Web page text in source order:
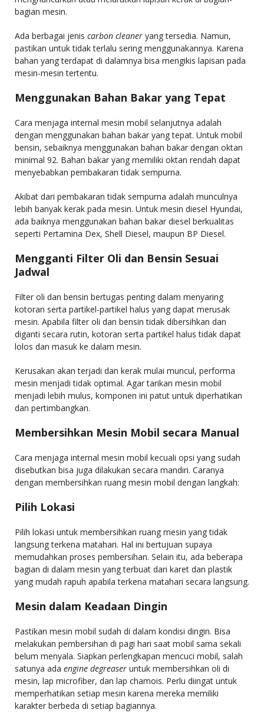
bagian mesin.
Ada berbagai jenis carbon cleaner yang tersedia. Namun,
pastikan untuk tidak terlalu sering menggunakannya. Karena
bahan yang terdapat di dalamnya bisa mengikis lapisan pada
mesin-mesin tertentu.
Menggunakan Bahan Bakar yang Tepat
Cara menjaga internal mesin mobil selanjutnya adalah
dengan menggunakan bahan bakar yang tepat. Untuk mobil
bensin, sebaiknya menggunakan bahan bakar dengan oktan
minimal 92. Bahan bakar yang memiliki oktan rendah dapat
menyebabkan pembakaran tidak sempurna.
Akibat dari pembakaran tidak sempurna adalah munculnya
lebih banyak kerak pada mesin. Untuk mesin diesel Hyundai,
ada baiknya menggunakan bahan bakar diesel berkualitas
seperti Pertamina Dex, Shell Diesel, maupun BP Diesel.
Mengganti Filter Oli dan Bensin Sesuai
Jadwal
Filter oli dan bensin bertugas penting dalam menyaring
kotoran serta partikel-partikel halus yang dapat merusak
mesin. Apabila filter oli dan bensin tidak dibersihkan dan
diganti secara rutin, kotoran serta partikel halus tidak dapat
lolos dan masuk ke dalam mesin.
Kerusakan akan terjadi dan kerak mulai muncul, performa
mesin menjadi tidak optimal. Agar tarikan mesin mobil
menjadi lebih mulus, komponen ini patut untuk diperhatikan
dan pertimbangkan.
Membersihkan Mesin Mobil secara Manual
Cara menjaga internal mesin mobil kecuali opsi yang sudah
disebutkan bisa juga dilakukan secara mandiri. Caranya
dengan membersihkan ruang mesin mobil dengan langkah:
Pilih Lokasi
Pilih lokasi untuk membersihkan ruang mesin yang tidak
langsung terkena matahari. Hal ini bertujuan supaya
memudahkan proses pembersihan. Selain itu, ada beberapa
bagian di dalam mesin yang terbuat dari karet dan plastik
yang mudah rapuh apabila terkena matahari secara langsung.
Mesin dalam Keadaan Dingin
Pastikan mesin mobil sudah di dalam kondisi dingin. Bisa
melakukan pembersihan di pagi hari saat mobil sama sekali
belum menyala. Siapkan perlengkapan mencuci mobil, salah
satunya ada engine degreaser untuk membersihkan oli di
mesin, lap microfiber, dan lap chamois. Perlu diingat untuk
memperhatikan setiap mesin karena mereka memiliki
karakter berbeda di setiap bagiannya.